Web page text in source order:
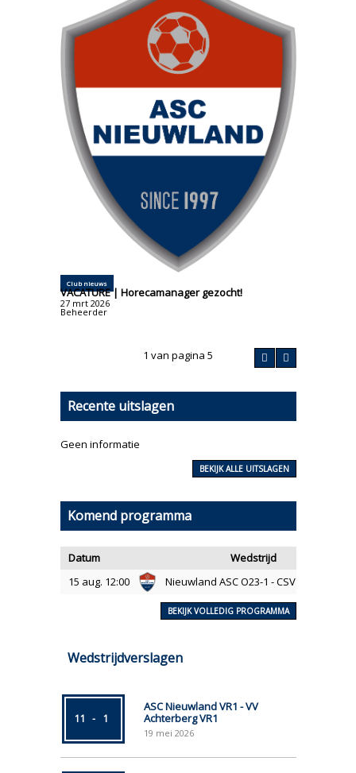
Club nieuws
VACATURE | Horecamanager gezocht!
27 mrt 2026
Beheerder
1 van pagina 5
Recente uitslagen
Geen informatie
BEKIJK ALLE UITSLAGEN
Komend programma
Datum
Wedstrijd
15 aug. 12:00
Nieuwland ASC O23-1 - CSV '28 O23-1
BEKIJK VOLLEDIG PROGRAMMA
Wedstrijdverslagen
11 - 1
ASC Nieuwland VR1 - VV
Achterberg VR1
19 mei 2026